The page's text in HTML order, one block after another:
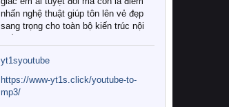
nhấn nghệ thuật giúp tôn lên vẻ đẹp
sang trọng cho toàn bộ kiến trúc nội
Tuy nhiên, giữa thị trường đa dạng
với vô vàn thương hiệu và mẫu mã
như hiện nay, làm thế nào để chọn
được những bộ chăn ga gối đệm cao
yt1syoutube
https://www-yt1s.click/youtube-to-
mp3/